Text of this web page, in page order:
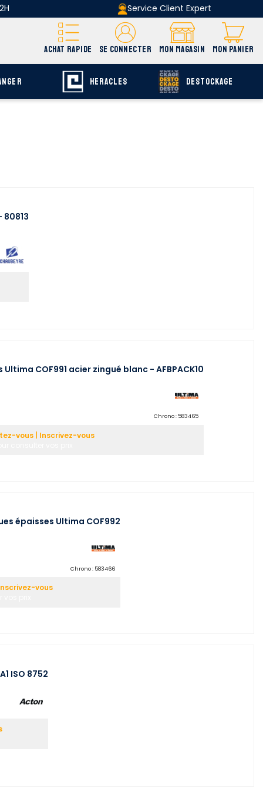
Service Client Expert
ACHAT RAPIDE SE CONNECTER MON MAGASIN MON PANIER
HERACLES DESTOCKAGE
COF991 acier zingué blanc - AFBPACK10
Chrono : 583465
vous | Inscrivez-vous
épaisses Ultima COF992
Chrono : 583466
vous
ISO 8752